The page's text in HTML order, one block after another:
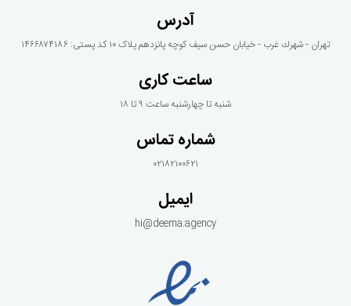
آدرس
تهران - شهرك غرب - خيابان حسن سيف كوچه پانزدهم پلاک ١٠ کد پستی: ۱۴۶۶۸۷۴۱۸۶
ساعت کاری
شنبه تا چهارشنبه ساعت ۹ تا ۱۸
شماره تماس
۰۲۱۸۲۱۰۰۶۲۱
ایمیل
hi@deema.agency